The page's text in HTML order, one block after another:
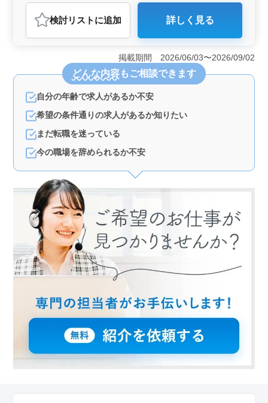
おすすめポイント
＜業務内容＞ 宮崎市の特別養護老人ホームで介護スタ
ッフ募集中。 アットホームな環境の中で、食事介助や
レクリエーション、リハビリテーションサポートなど幅
広い業務を行って頂きます。 ＜有資格者募集・マイ
カー通勤可能＞ 介護経験1年以上の方、ヘルパー2級以
上の資格をお持ちの方を募集します 施設はマイカー通
勤も可能です。 ＜経験を活かす＞ 培ってきた経験
を活かし、若手スタッフの成長もサポートしません
か？ 高齢者の方々と共に働く、やりがいを感じられる
検討リスト に追加 詳しく見る
掲載期間 2026/06/03〜2026/09/02
どんな内容もご相談できます
自分の年齢で求人があるか不安
希望の条件通りの求人があるか知りたい
まだ転職を迷っている
今の職場を辞められるか不安